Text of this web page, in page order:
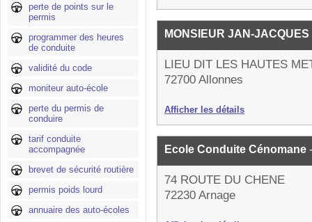
perte de points sur le
permis
programmer des heures
de conduite
validité du code
moniteur auto-école
perte du permis de
conduire
tarif conduite
accompagnée
brevet de sécurité routière
permis poids lourd
annuaire des auto-écoles
MONSIEUR JAN-
LIEU DIT LES HAUTES
72700 Allonnes
Afficher les détails
Ecole Conduite Cénomane
74 ROUTE DU CHENE
72230 Arnage